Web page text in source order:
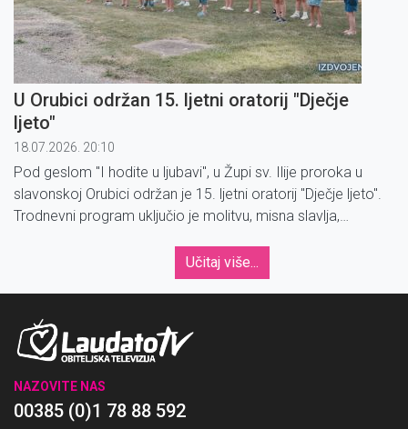
U Orubici održan 15. ljetni oratorij "Dječje
ljeto"
18.07.2026. 20:10
Pod geslom ''I hodite u ljubavi'', u Župi sv. Ilije proroka u
slavonskoj Orubici održan je 15. ljetni oratorij ''Dječje ljeto''.
Trodnevni program uključio je molitvu, misna slavlja,
Učitaj više...
NAZOVITE NAS
00385 (0)1 78 88 592